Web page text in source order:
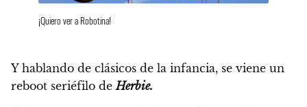
¡Quiero ver a Robotina!
Y hablando de clásicos de la infancia, se viene un
reboot seriéfilo deHerbie.